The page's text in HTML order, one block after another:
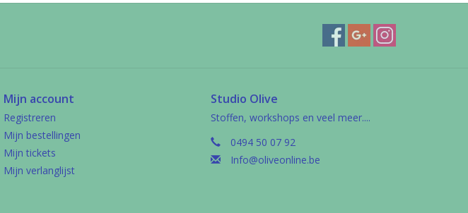
Mijn account
Registreren
Mijn bestellingen
Mijn tickets
Mijn verlanglijst
Studio Olive
Stoffen, workshops en veel meer....
0494 50 07 92
Info@oliveonline.be